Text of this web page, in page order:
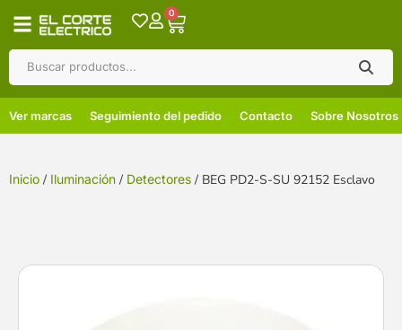
0
Ver marcas Seguimiento del pedido Contacto Sobre Nosotros
Inicio / Iluminación / Detectores / BEG PD2-S-SU 92152 Esclavo